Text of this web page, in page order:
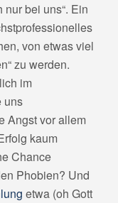
bei uns“. Ein
von etwas viel
zu werden.
im
uns
Angst vor allem
kaum
Chance
Phobien? Und
etwa (oh Gott